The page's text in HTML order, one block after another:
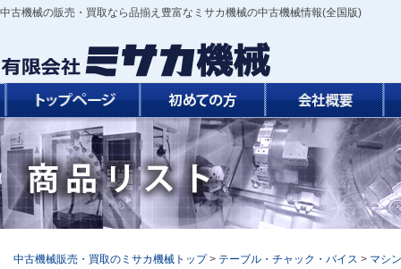
中古機械の販売・買取なら品揃え豊富なミサカ機械の中古機械情報(全国版)
中古機械販売・買取のミサカ機械トップ > テーブル・チャック・バイス > マシ